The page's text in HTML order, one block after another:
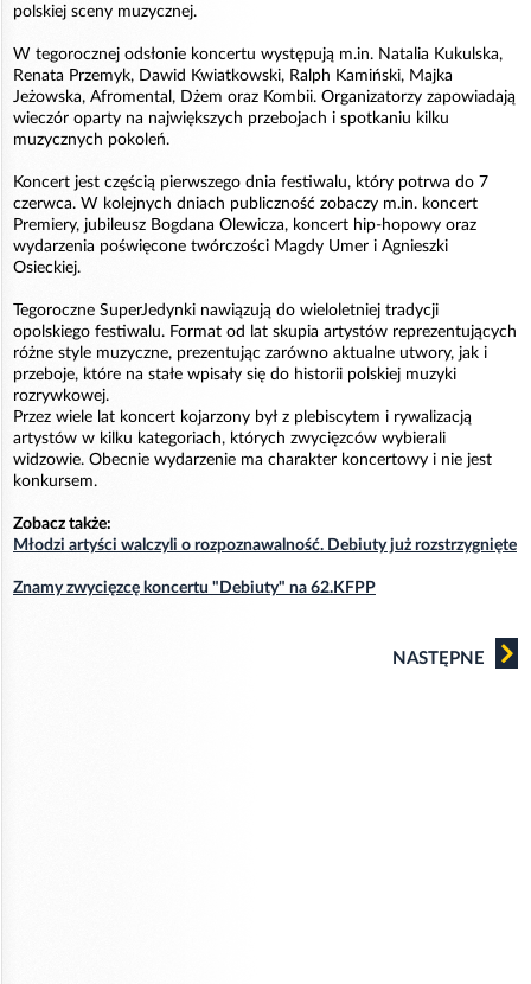
polskiej sceny muzycznej.
W tegorocznej odsłonie koncertu występują m.in. Natalia Kukulska,
Renata Przemyk, Dawid Kwiatkowski, Ralph Kamiński, Majka
Jeżowska, Afromental, Dżem oraz Kombii. Organizatorzy zapowiadają
wieczór oparty na największych przebojach i spotkaniu kilku
muzycznych pokoleń.
Koncert jest częścią pierwszego dnia festiwalu, który potrwa do 7
czerwca. W kolejnych dniach publiczność zobaczy m.in. koncert
Premiery, jubileusz Bogdana Olewicza, koncert hip-hopowy oraz
wydarzenia poświęcone twórczości Magdy Umer i Agnieszki
Osieckiej.
Tegoroczne SuperJedynki nawiązują do wieloletniej tradycji
opolskiego festiwalu. Format od lat skupia artystów reprezentujących
różne style muzyczne, prezentując zarówno aktualne utwory, jak i
przeboje, które na stałe wpisały się do historii polskiej muzyki
rozrywkowej.
Przez wiele lat koncert kojarzony był z plebiscytem i rywalizacją
artystów w kilku kategoriach, których zwycięzców wybierali
widzowie. Obecnie wydarzenie ma charakter koncertowy i nie jest
konkursem.
Zobacz także:
Młodzi artyści walczyli o rozpoznawalność. Debiuty już rozstrzygnięte
Znamy zwycięzcę koncertu "Debiuty" na 62.KFPP
NASTĘPNE